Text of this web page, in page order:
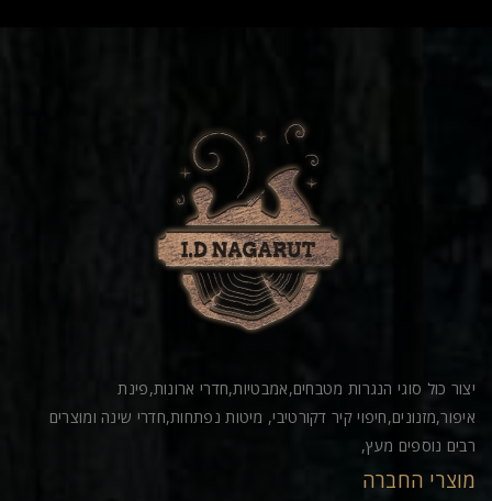
יצור כול סוגי הנגרות מטבחים,אמבטיות,חדרי ארונות,פינת
איפור,מזנונים,חיפוי קיר דקורטיבי, מיטות נפתחות,חדרי שינה ומוצרים
רבים נוספים מעץ,
מוצרי החברה